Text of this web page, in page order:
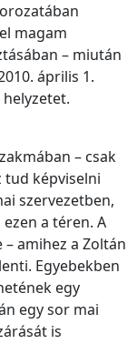
magam
– miután
április 1.
– csak
tud képviselni
szervezetben,
a téren. A
– amihez a Zoltán
Egyebekben
egy
egy sor mai
is